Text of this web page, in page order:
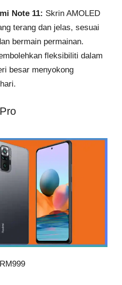
Note 11: Skrin AMOLED
terang dan jelas, sesuai
bermain permainan.
fleksibiliti dalam
besar menyokong